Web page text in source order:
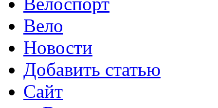
Вело
Новости
Добавить статью
Сайт